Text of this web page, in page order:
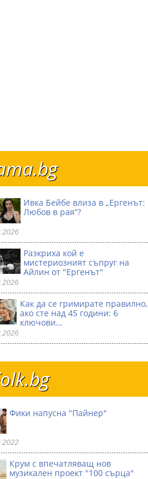
Ивка Бейбе влиза в „Ергенът:
Любов в рая“?
Разкриха кой е
мистериозният съпруг на
Айлин от "Ергенът"
Как да се гримирате правилно,
ако сте над 45 години: 6
ключови…
Фики напусна "Пайнер"
Крум с впечатляващ нов
музикален проект "100 сърца"